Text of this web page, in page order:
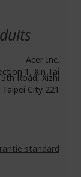
Acer Inc.
1, Xin Tai
5th Road, Xizhi
City 221
standard